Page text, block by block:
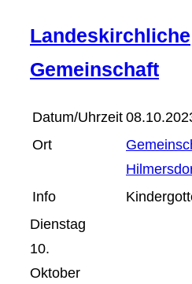
Landeskirchliche
Gemeinschaft
Datum/Uhrzeit
Ort
Info
Dienstag
10.
Oktober